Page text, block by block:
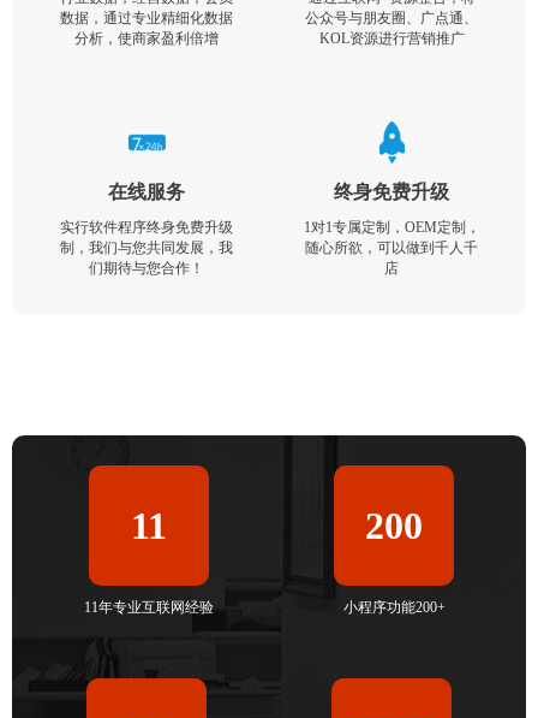
数据，通过专业精细化数据
分析，使商家盈利倍增
公众号与朋友圈、广点通、
KOL资源进行营销推广
在线服务
实行软件程序终身免费升级
制，我们与您共同发展，我
们期待与您合作！
终身免费升级
1对1专属定制，OEM定制，
随心所欲，可以做到千人千
店
11
11年专业互联网经验
200
小程序功能200+